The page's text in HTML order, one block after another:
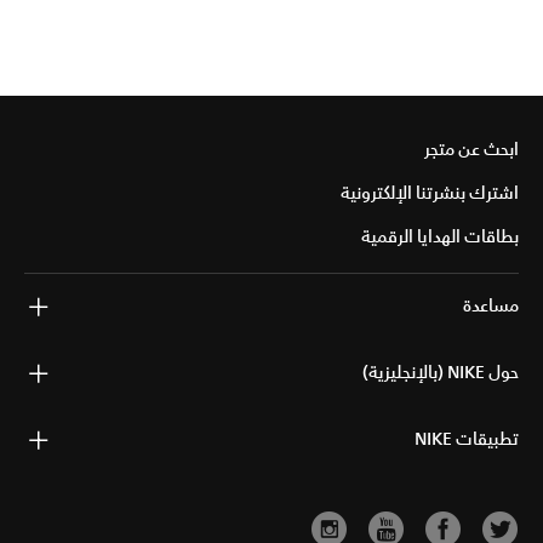
ابحث عن متجر
اشترك بنشرتنا الإلكترونية
بطاقات الهدايا الرقمية
مساعدة
حول NIKE (بالإنجليزية)
تطبيقات NIKE